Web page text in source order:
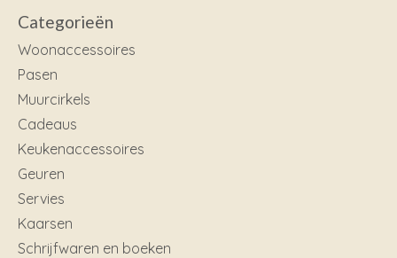
Categorieën
Woonaccessoires
Pasen
Muurcirkels
Cadeaus
Keukenaccessoires
Geuren
Servies
Kaarsen
Schrijfwaren en boeken